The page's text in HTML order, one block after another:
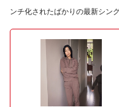
ンチ化されたばかりの最新シン